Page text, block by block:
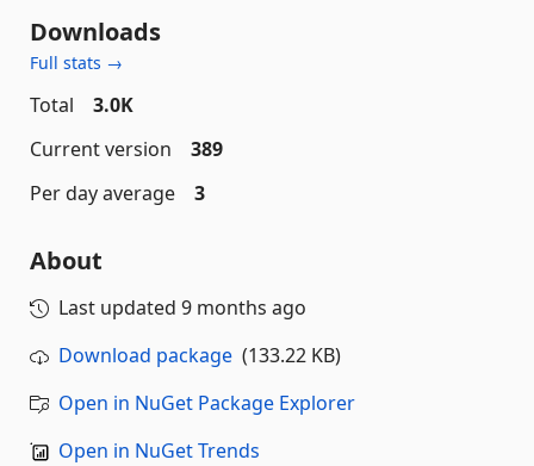
Downloads
Full stats →
Total
3.0K
Current version
389
Per day average
3
About
Last updated 9 months ago
Download package (133.22 KB)
Open in NuGet Package Explorer
Open in NuGet Trends